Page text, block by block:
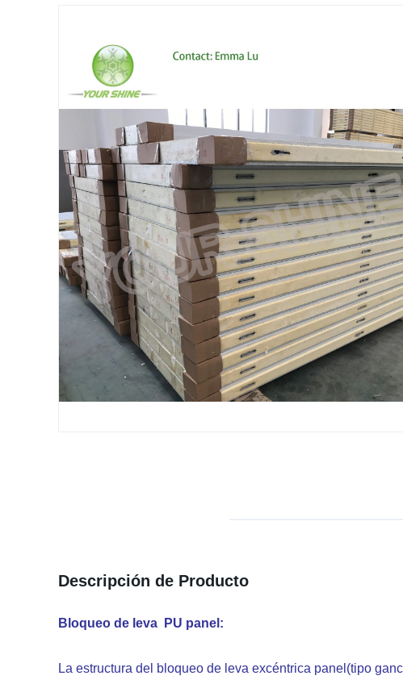
Descripción de Producto
Bloqueo de leva PU panel:
La estructura del bloqueo de leva excéntrica panel(tipo